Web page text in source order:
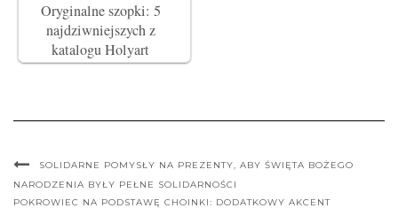
Oryginalne szopki: 5
najdziwniejszych z
katalogu Holyart
SOLIDARNE POMYSŁY NA PREZENTY, ABY ŚWIĘTA BOŻEGO
NARODZENIA BYŁY PEŁNE SOLIDARNOŚCI
POKROWIEC NA PODSTAWĘ CHOINKI: DODATKOWY AKCENT